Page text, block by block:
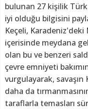
bulunan 27 kişilik
iyi olduğu bilgisini
Keçeli,
içerisinde meydana
olan bu ve benzeri
çevre emniyeti
vurgulayarak, savaşın
daha da
taraflarla temasları